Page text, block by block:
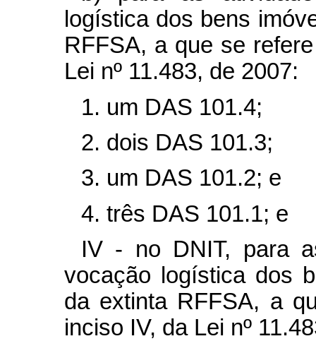
logística dos bens
RFFSA, a que se
Lei nº 11.483, de 2007:
1. um DAS 101.4;
2. dois DAS 101.3;
3. um DAS 101.2; e
4. três DAS 101.1; e
IV - no DNIT, para
vocação logística dos
da extinta RFFSA, a
inciso IV, da Lei nº